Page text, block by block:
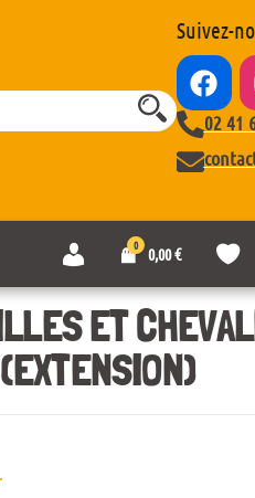
Suivez-
02 41
n
c
m
p
t
0 0,00€
s
t
d
ET